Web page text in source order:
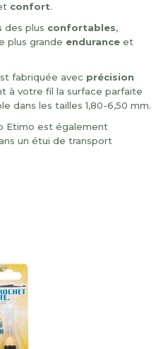
confort.
des plus confortables,
plus grande endurance et
fabriquée avec précision
à votre fil la surface parfaite
dans les tailles 1,80-6,50 mm.
Etimo est également
un étui de transport